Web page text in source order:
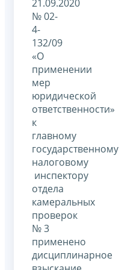
21.09.2020
№ 02-
4-
132/09
«О
применении
мер
юридической
ответственности»
к
главному
государственному
налоговому
инспектору
отдела
камеральных
проверок
№ 3
применено
дисциплинарное